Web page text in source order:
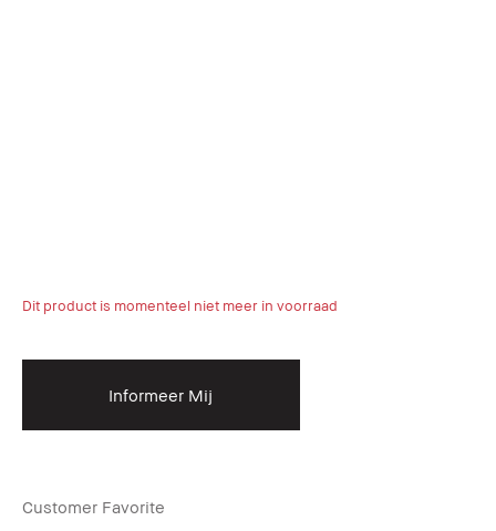
Dit product is momenteel niet meer in voorraad
Informeer Mij
Customer Favorite